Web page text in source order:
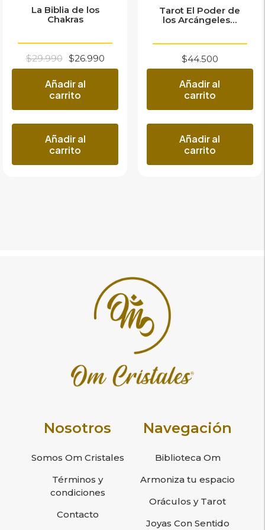
La Biblia de los
Chakras
$29.990 El
precio
original
era:
$29.990.
$26.990El
precio
Añadir al
carrito
Añadir al
carrito
Tarot El Poder de
los Arcángeles...
$44.500
Añadir al
carrito
Añadir al
carrito
Nosotros
Somos Om Cristales
Términos y
condiciones
Contacto
Navegación
Biblioteca Om
Armoniza tu espacio
Oráculos y Tarot
Joyas Con Sentido